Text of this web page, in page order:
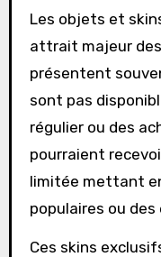
Les objets et
attrait majeur
présentent
sont pas
régulier ou des
pourraient
limitée mettant
populaires ou
Ces skins